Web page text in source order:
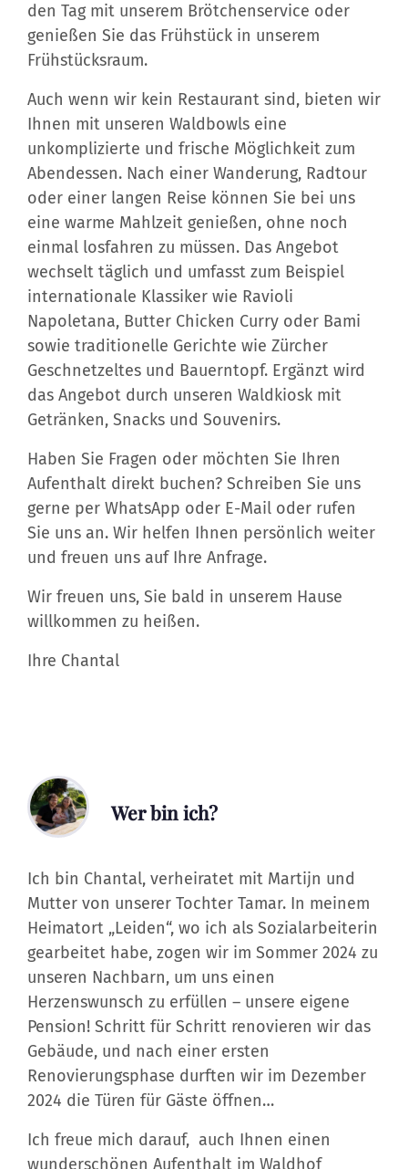
den Tag mit unserem Brötchenservice oder
genießen Sie das Frühstück in unserem
Frühstücksraum.
Auch wenn wir kein Restaurant sind, bieten wir
Ihnen mit unseren Waldbowls eine
unkomplizierte und frische Möglichkeit zum
Abendessen. Nach einer Wanderung, Radtour
oder einer langen Reise können Sie bei uns
eine warme Mahlzeit genießen, ohne noch
einmal losfahren zu müssen. Das Angebot
wechselt täglich und umfasst zum Beispiel
internationale Klassiker wie Ravioli
Napoletana, Butter Chicken Curry oder Bami
sowie traditionelle Gerichte wie Zürcher
Geschnetzeltes und Bauerntopf. Ergänzt wird
das Angebot durch unseren Waldkiosk mit
Getränken, Snacks und Souvenirs.
Haben Sie Fragen oder möchten Sie Ihren
Aufenthalt direkt buchen? Schreiben Sie uns
gerne per WhatsApp oder E-Mail oder rufen
Sie uns an. Wir helfen Ihnen persönlich weiter
und freuen uns auf Ihre Anfrage.
Wir freuen uns, Sie bald in unserem Hause
willkommen zu heißen.
Ihre Chantal
Wer bin ich?
Ich bin Chantal, verheiratet mit Martijn und
Mutter von unserer Tochter Tamar. In meinem
Heimatort „Leiden“, wo ich als Sozialarbeiterin
gearbeitet habe, zogen wir im Sommer 2024 zu
unseren Nachbarn, um uns einen
Herzenswunsch zu erfüllen – unsere eigene
Pension! Schritt für Schritt renovieren wir das
Gebäude, und nach einer ersten
Renovierungsphase durften wir im Dezember
2024 die Türen für Gäste öffnen…
Ich freue mich darauf, auch Ihnen einen
wunderschönen Aufenthalt im Waldhof